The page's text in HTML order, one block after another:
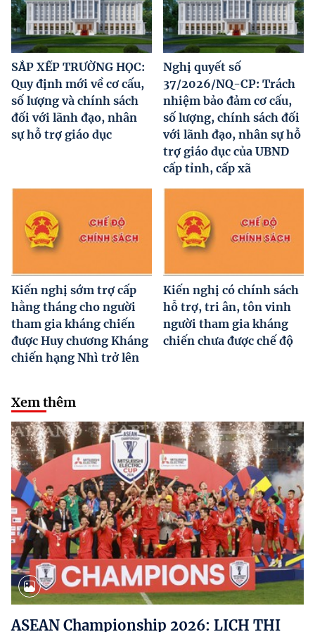
SẮP XẾP TRƯỜNG HỌC:
Quy định mới về cơ cấu,
số lượng và chính sách
đối với lãnh đạo, nhân
sự hỗ trợ giáo dục
Nghị quyết số
37/2026/NQ-CP: Trách
nhiệm bảo đảm cơ cấu,
số lượng, chính sách đối
với lãnh đạo, nhân sự hỗ
trợ giáo dục của UBND
cấp tỉnh, cấp xã
Kiến nghị sớm trợ cấp
hằng tháng cho người
tham gia kháng chiến
được Huy chương Kháng
chiến hạng Nhì trở lên
Kiến nghị có chính sách
hỗ trợ, tri ân, tôn vinh
người tham gia kháng
chiến chưa được chế độ
Xem thêm
ASEAN Championship 2026: LỊCH THI